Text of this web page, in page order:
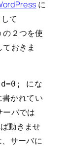
に
して
２つを使
おきま
にな
かれてい
ーバでは
動きませ
、サーバに